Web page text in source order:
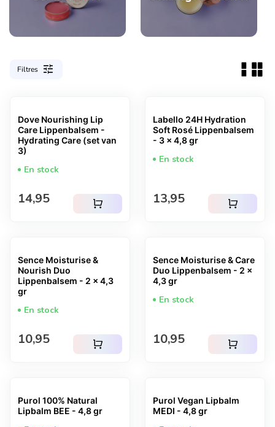
Filtres tune
Dove Nourishing Lip
Care Lippenbalsem -
Hydrating Care (set van
3)
En stock
Prix normal
14,95 shopping_cart
Labello 24H Hydration
Soft Rosé Lippenbalsem
- 3 x 4,8 gr
En stock
Prix normal
13,95 shopping_cart
Sence Moisturise &
Nourish Duo
Lippenbalsem - 2 x 4,3
gr
En stock
Prix normal
10,95 shopping_cart
Sence Moisturise & Care
Duo Lippenbalsem - 2 x
4,3 gr
En stock
Prix normal
10,95 shopping_cart
Purol 100% Natural
Lipbalm BEE - 4,8 gr
Purol Vegan Lipbalm
MEDI - 4,8 gr